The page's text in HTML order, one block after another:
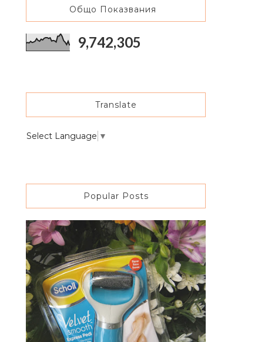
Общо Показвания
9,742,305
Translate
Select Language ▼
Popular Posts